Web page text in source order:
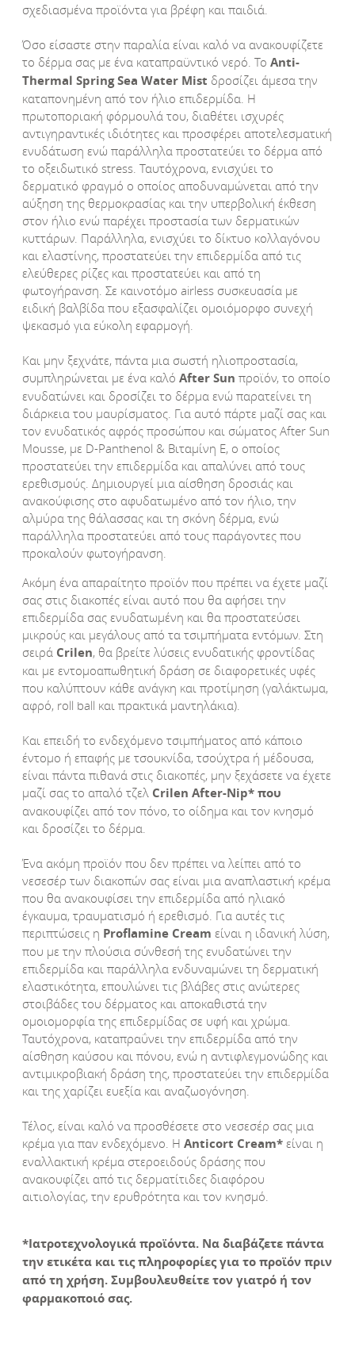
σχεδιασμένα προϊόντα για βρέφη και παιδιά.
Όσο είσαστε στην παραλία είναι καλό να ανακουφίζετε
το δέρμα σας με ένα καταπραϋντικό νερό. ΤοAnti-
Thermal SpringSea Water Mist δροσίζει άμεσα την
καταπονημένη από τον ήλιο επιδερμίδα. Η
πρωτοποριακή φόρμουλά του, διαθέτει ισχυρές
αντιγηραντικές ιδιότητες και προσφέρει αποτελεσματική
ενυδάτωση ενώ παράλληλα προστατεύει το δέρμα από
το οξειδωτικό stress. Ταυτόχρονα, ενισχύει το
δερματικό φραγμό ο οποίος αποδυναμώνεται από την
αύξηση της θερμοκρασίας και την υπερβολική έκθεση
στον ήλιο ενώ παρέχει προστασία των δερματικών
κυττάρων. Παράλληλα, ενισχύει το δίκτυο κολλαγόνου
και ελαστίνης, προστατεύει την επιδερμίδα από τις
ελεύθερες ρίζες και προστατεύει και από τη
φωτογήρανση. Σε καινοτόμο airless συσκευασία με
ειδική βαλβίδα που εξασφαλίζει ομοιόμορφο συνεχή
ψεκασμό για εύκολη εφαρμογή.
Και μην ξεχνάτε, πάντα μια σωστή ηλιοπροστασία,
συμπληρώνεται με ένα καλόAfterSun προϊόν, το οποίο
ενυδατώνει και δροσίζει το δέρμα ενώ παρατείνει τη
διάρκεια του μαυρίσματος. Για αυτό πάρτε μαζί σας και
τον ενυδατικός αφρός προσώπου και σώματος After Sun
Mousse, με D-Panthenol & Βιταμίνη E, ο οποίος
προστατεύει την επιδερμίδα και απαλύνει από τους
ερεθισμούς. Δημιουργεί μια αίσθηση δροσιάς και
ανακούφισης στο αφυδατωμένο από τον ήλιο, την
αλμύρα της θάλασσας και τη σκόνη δέρμα, ενώ
παράλληλα προστατεύει από τους παράγοντες που
προκαλούν φωτογήρανση.
Ακόμη ένα απαραίτητο προϊόν που πρέπει να έχετε μαζί
σας στις διακοπές είναι αυτό που θα αφήσει την
επιδερμίδα σας ενυδατωμένη και θα προστατεύσει
μικρούς και μεγάλους από τα τσιμπήματα εντόμων. Στη
σειρά Crilen, θα βρείτε λύσεις ενυδατικής φροντίδας
και με εντομοαπωθητική δράση σε διαφορετικές υφές
που καλύπτουν κάθε ανάγκη και προτίμηση (γαλάκτωμα,
αφρό, roll ball και πρακτικά μαντηλάκια).
Και επειδή το ενδεχόμενο τσιμπήματος από κάποιο
έντομο ή επαφής με τσουκνίδα, τσούχτρα ή μέδουσα,
είναι πάντα πιθανά στις διακοπές, μην ξεχάσετε να έχετε
μαζί σας το απαλό τζελ Crilen After-Nip* που
ανακουφίζει από τον πόνο, το οίδημα και τον κνησμό
και δροσίζει το δέρμα.
Ένα ακόμη προϊόν που δεν πρέπει να λείπει από το
νεσεσέρ των διακοπών σας είναι μια αναπλαστική κρέμα
που θα ανακουφίσει την επιδερμίδα από ηλιακό
έγκαυμα, τραυματισμό ή ερεθισμό. Για αυτές τις
περιπτώσεις η Proflamine Cream είναι η ιδανική λύση,
που με την πλούσια σύνθεσή της ενυδατώνει την
επιδερμίδα και παράλληλα ενδυναμώνει τη δερματική
ελαστικότητα, επουλώνει τις βλάβες στις ανώτερες
στοιβάδες του δέρματος και αποκαθιστά την
ομοιομορφία της επιδερμίδας σε υφή και χρώμα.
Ταυτόχρονα, καταπραΰνει την επιδερμίδα από την
αίσθηση καύσου και πόνου, ενώ η αντιφλεγμονώδης και
αντιμικροβιακή δράση της, προστατεύει την επιδερμίδα
και της χαρίζει ευεξία και αναζωογόνηση.
Τέλος, είναι καλό να προσθέσετε στο νεσεσέρ σας μια
κρέμα για παν ενδεχόμενο. ΗAnticort Cream* είναι η
εναλλακτική κρέμα στεροειδούς δράσης που
ανακουφίζει από τις δερματίτιδες διαφόρου
αιτιολογίας, την ερυθρότητα και τον κνησμό.
*Ιατροτεχνολογικά προϊόντα. Να διαβάζετε πάντα
την ετικέτα και τις πληροφορίες για το προϊόν πριν
από τη χρήση. Συμβουλευθείτε τον γιατρό ή τον
φαρμακοποιό σας.